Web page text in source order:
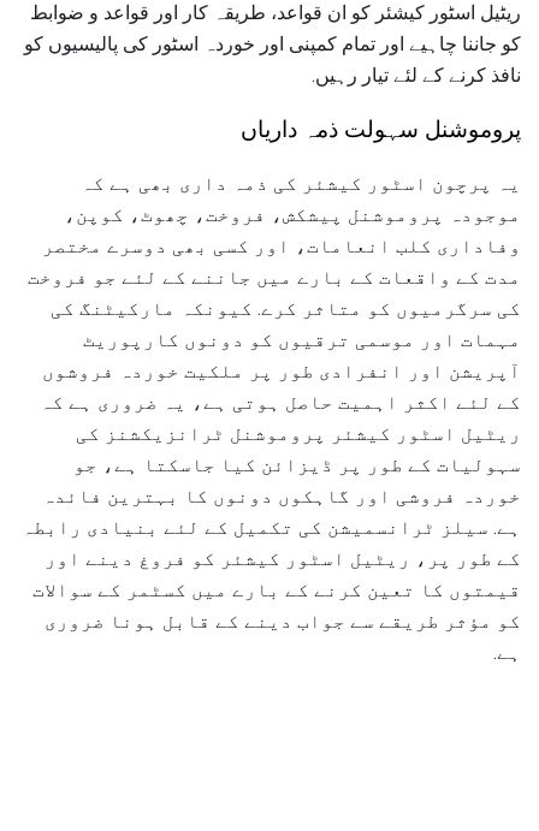
ریٹیل اسٹور کیشئر کو ان قواعد، طریقہ کار اور قواعد و ضوابط
کو جاننا چاہیے اور تمام کمپنی اور خوردہ اسٹور کی پالیسیوں کو
نافذ کرنے کے لئے تیار رہیں.
پروموشنل سہولت ذمہ داریاں
یہ پرچون اسٹور کیشئر کی ذمہ داری بھی ہے کہ
موجودہ پروموشنل پیشکش، فروخت، چھوٹ، کوپن،
وفاداری کلب انعامات، اور کسی بھی دوسرے مختصر
مدت کے واقعات کے بارے میں جاننے کے لئے جو فروخت
کی سرگرمیوں کو متاثر کرے. کیونکہ مارکیٹنگ کی
مہمات اور موسمی ترقیوں کو دونوں کارپوریٹ
آپریشن اور انفرادی طور پر ملکیت خوردہ فروشوں
کے لئے اکثر اہمیت حاصل ہوتی ہے، یہ ضروری ہے کہ
ریٹیل اسٹور کیشئر پروموشنل ٹرانزیکشنز کی
سہولیات کے طور پر ڈیزائن کیا جاسکتا ہے، جو
خوردہ فروشی اور گاہکوں دونوں کا بہترین فائدہ
ہے. سیلز ٹرانسمیشن کی تکمیل کے لئے بنیادی رابطہ
کے طور پر، ریٹیل اسٹور کیشئر کو فروغ دینے اور
قیمتوں کا تعین کرنے کے بارے میں کسٹمر کے سوالات
کو مؤثر طریقے سے جواب دینے کے قابل ہونا ضروری
ہے.